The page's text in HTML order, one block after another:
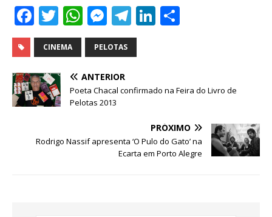
F
a
c
e
b
o
o
k
T
w
it
te
r
W
h
at
s
A
p
p
M
e
ss
e
n
g
r
T
el
e
ra
Li
dI
CINEMA PELOTAS
ANTERIOR
Poeta Chacal confirmado na Feira do Livro de
Pelotas 2013
PRÓXIMO
Rodrigo Nassif apresenta ‘O Pulo do Gato’ na
Ecarta em Porto Alegre